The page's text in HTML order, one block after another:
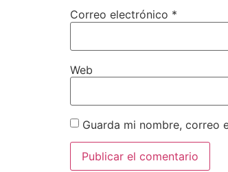
Correo electrónico *
Web
Guarda mi nombre, correo